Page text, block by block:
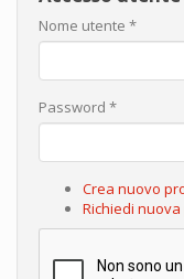
Nome utente *
Password *
Crea nuovo
Richiedi